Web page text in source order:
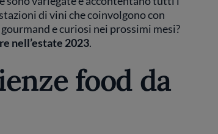
di vini che coinvolgono con
e curiosi nei prossimi mesi?
nell’estate 2023.
food da